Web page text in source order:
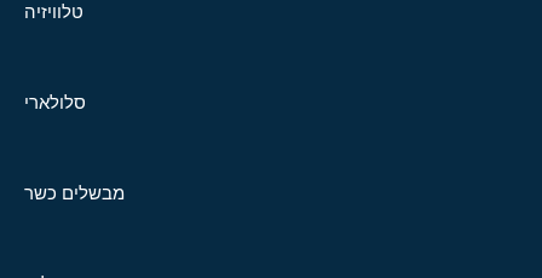
טלוויזיה
סלולארי
מבשלים כשר